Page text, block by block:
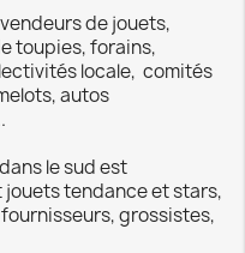
de jouets,
toupies, forains,
locale, comités
autos
le sud est
tendance et stars,
grossistes,